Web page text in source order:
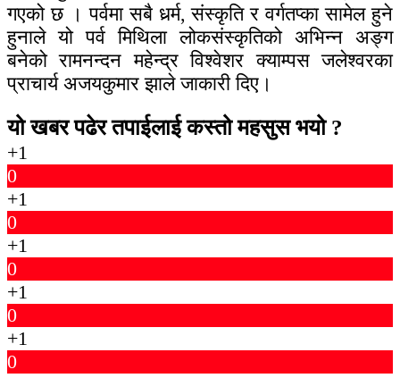
गएको छ । पर्वमा सबै धर्र्म, संस्कृति र वर्गतप्का सामेल हुने
हुनाले यो पर्व मिथिला लोकसंस्कृतिको अभिन्न अङ्ग
बनेको रामनन्दन महेन्द्र विश्वेशर क्याम्पस जलेश्वरका
प्राचार्य अजयकुमार झाले जाकारी दिए।
यो खबर पढेर तपाईलाई कस्तो महसुस भयो ?
+1
0
+1
0
+1
0
+1
0
+1
0